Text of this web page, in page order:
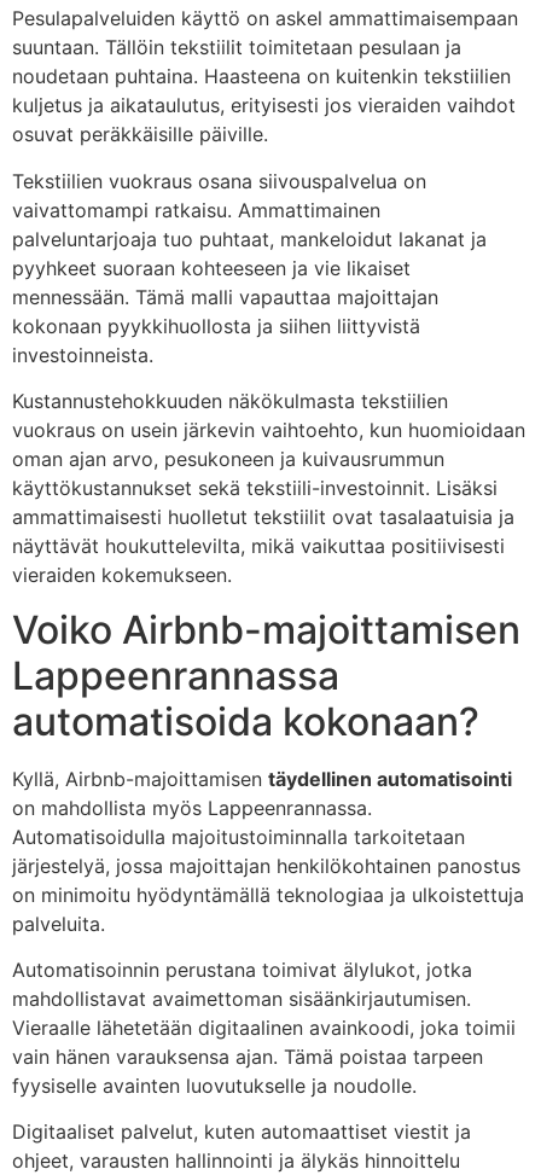
Pesulapalveluiden käyttö on askel ammattimaisempaan
suuntaan. Tällöin tekstiilit toimitetaan pesulaan ja
noudetaan puhtaina. Haasteena on kuitenkin tekstiilien
kuljetus ja aikataulutus, erityisesti jos vieraiden vaihdot
osuvat peräkkäisille päiville.
Tekstiilien vuokraus osana siivouspalvelua on
vaivattomampi ratkaisu. Ammattimainen
palveluntarjoaja tuo puhtaat, mankeloidut lakanat ja
pyyhkeet suoraan kohteeseen ja vie likaiset
mennessään. Tämä malli vapauttaa majoittajan
kokonaan pyykkihuollosta ja siihen liittyvistä
investoinneista.
Kustannustehokkuuden näkökulmasta tekstiilien
vuokraus on usein järkevin vaihtoehto, kun huomioidaan
oman ajan arvo, pesukoneen ja kuivausrummun
käyttökustannukset sekä tekstiili-investoinnit. Lisäksi
ammattimaisesti huolletut tekstiilit ovat tasalaatuisia ja
näyttävät houkuttelevilta, mikä vaikuttaa positiivisesti
vieraiden kokemukseen.
Voiko Airbnb-majoittamisen
Lappeenrannassa
automatisoida kokonaan?
Kyllä, Airbnb-majoittamisen täydellinen automatisointi
on mahdollista myös Lappeenrannassa.
Automatisoidulla majoitustoiminnalla tarkoitetaan
järjestelyä, jossa majoittajan henkilökohtainen panostus
on minimoitu hyödyntämällä teknologiaa ja ulkoistettuja
palveluita.
Automatisoinnin perustana toimivat älylukot, jotka
mahdollistavat avaimettoman sisäänkirjautumisen.
Vieraalle lähetetään digitaalinen avainkoodi, joka toimii
vain hänen varauksensa ajan. Tämä poistaa tarpeen
fyysiselle avainten luovutukselle ja noudolle.
Digitaaliset palvelut, kuten automaattiset viestit ja
ohjeet, varausten hallinnointi ja älykäs hinnoittelu